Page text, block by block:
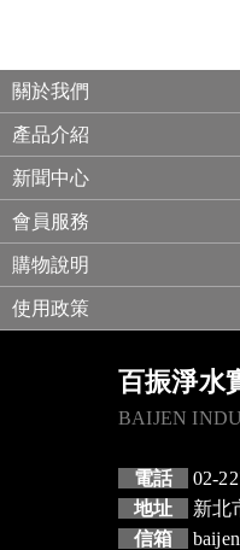
關於我們
產品介紹
新聞中心
會員服務
購物說明
使用政策
百振淨水
BAIJEN
電話
02-
地址
新北
信箱